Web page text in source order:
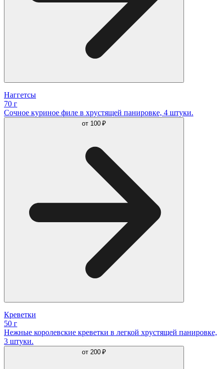
Наггетсы
70 г
Сочное куриное филе в хрустящей панировке, 4 штуки.
от 100 ₽
Креветки
50 г
Нежные королевские креветки в легкой хрустящей панировке,
3 штуки.
от 200 ₽